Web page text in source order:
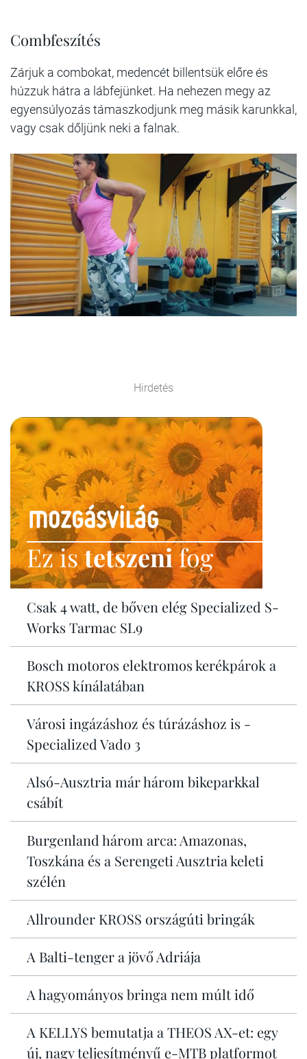
Combfeszítés
Zárjuk a combokat, medencét billentsük előre és
húzzuk hátra a lábfejünket. Ha nehezen megy az
egyensúlyozás támaszkodjunk meg másik karunkkal,
vagy csak dőljünk neki a falnak.
Hirdetés
Ez istetszenifog
Csak 4 watt, de bőven elég Specialized S-
Works Tarmac SL9
Bosch motoros elektromos kerékpárok a
KROSS kínálatában
Városi ingázáshoz és túrázáshoz is -
Specialized Vado 3
Alsó-Ausztria már három bikeparkkal
csábít
Burgenland három arca: Amazonas,
Toszkána és a Serengeti Ausztria keleti
szélén
Allrounder KROSS országúti bringák
A Balti-tenger a jövő Adriája
A hagyományos bringa nem múlt idő
A KELLYS bemutatja a THEOS AX-et: egy
új, nagy teljesítményű e-MTB platformot